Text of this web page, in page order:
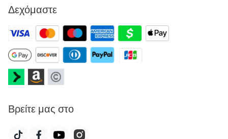
Δεχόμαστε
Βρείτε μας στο